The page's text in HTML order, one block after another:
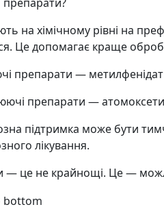
на хімічному рівні на
Це допомагає краще
препарати — метилфенідат
препарати —
підтримка може бути
лікування.
це не крайнощі. Це —